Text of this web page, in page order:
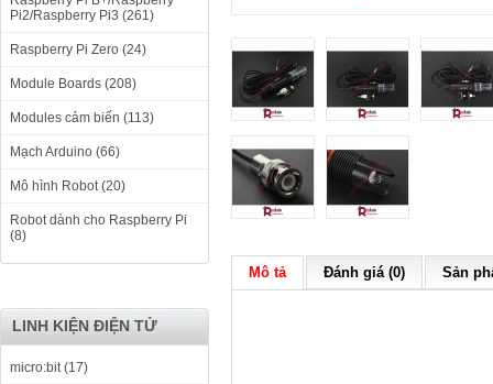
Pi2/Raspberry Pi3 (261)
Raspberry Pi Zero (24)
Module Boards (208)
Modules cảm biến (113)
Mạch Arduino (66)
Mô hình Robot (20)
Robot dành cho Raspberry Pi
(8)
LINH KIỆN ĐIỆN TỬ
micro:bit (17)
Mô tả Đánh giá (0) Sản